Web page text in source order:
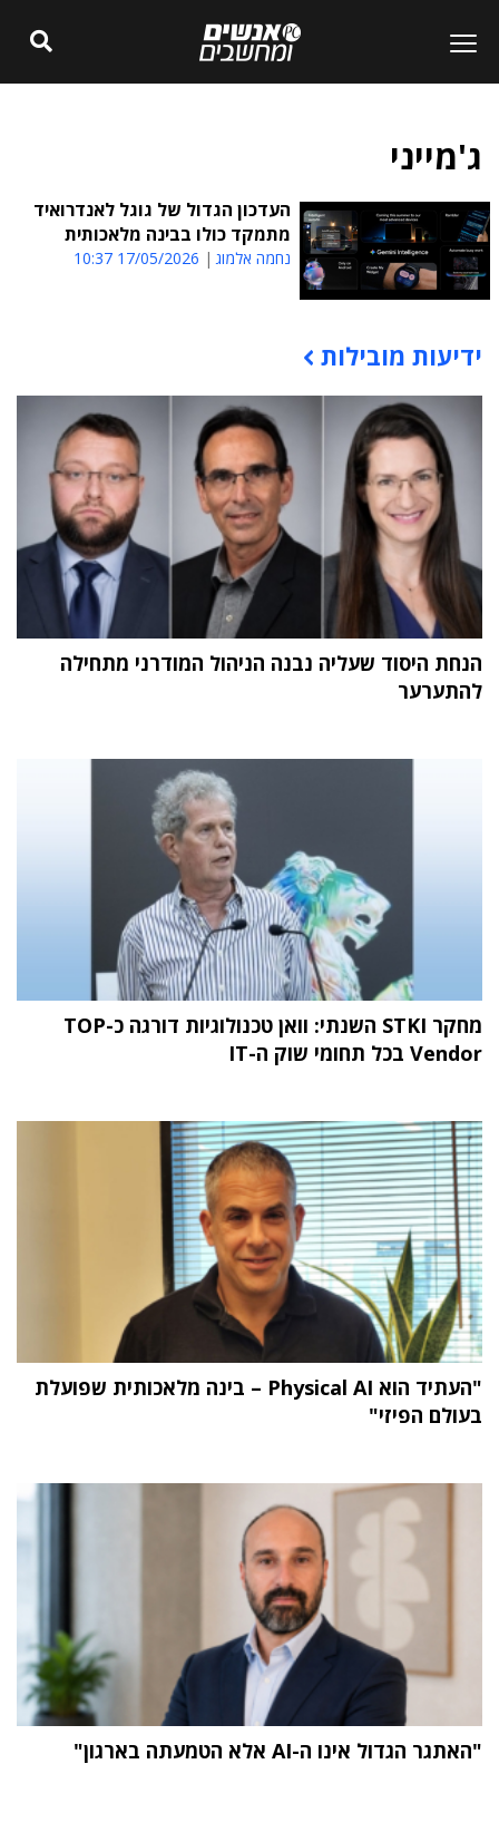
ג'מייני
העדכון הגדול של גוגל לאנדרואיד
מתמקד כולו בבינה מלאכותית
נחמה אלמוג 17/05/2026 10:37
תוכן פרסומי
ידיעות מובילות
הנחת היסוד שעליה נבנה הניהול המודרני מתחילה
להתערער
מחקר STKI השנתי: וואן טכנולוגיות דורגה כ-TOP
Vendor בכל תחומי שוק ה-IT
"העתיד הוא Physical AI – בינה מלאכותית שפועלת
בעולם הפיזי"
"האתגר הגדול אינו ה-AI אלא הטמעתה בארגון"